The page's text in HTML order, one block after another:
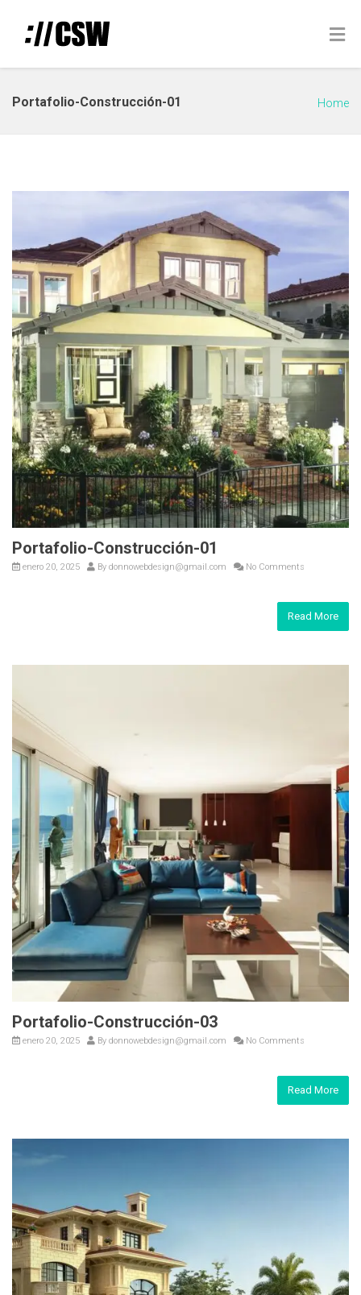
Portafolio-Construcción-01 Home
Portafolio-Construcción-01
enero 20, 2025 By donnowebdesign@gmail.com No Comments
Read More
Portafolio-Construcción-03
enero 20, 2025 By donnowebdesign@gmail.com No Comments
Read More